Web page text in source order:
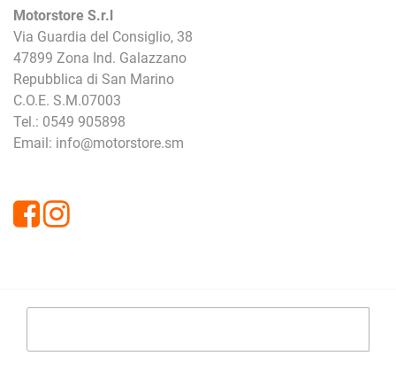
Motorstore S.r.l
Via Guardia del Consiglio, 38
47899 Zona Ind. Galazzano
Repubblica di San Marino
C.O.E. S.M.07003
Tel.: 0549 905898
Email: info@motorstore.sm
FacebookInstagram